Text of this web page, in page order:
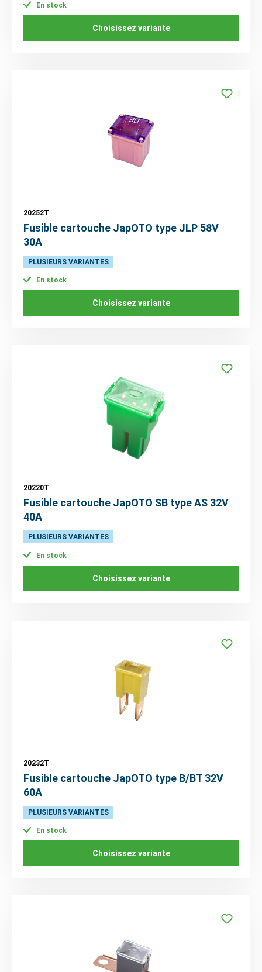
En stock
Choisissez variante
20252T
Fusible cartouche JapOTO type JLP 58V
30A
PLUSIEURS VARIANTES
En stock
Choisissez variante
20220T
Fusible cartouche JapOTO SB type AS 32V
40A
PLUSIEURS VARIANTES
En stock
Choisissez variante
20232T
Fusible cartouche JapOTO type B/BT 32V
60A
PLUSIEURS VARIANTES
En stock
Choisissez variante